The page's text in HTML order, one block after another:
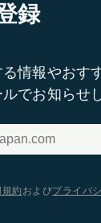
録
情報やおす
でお知らせ
約 およびプライバ